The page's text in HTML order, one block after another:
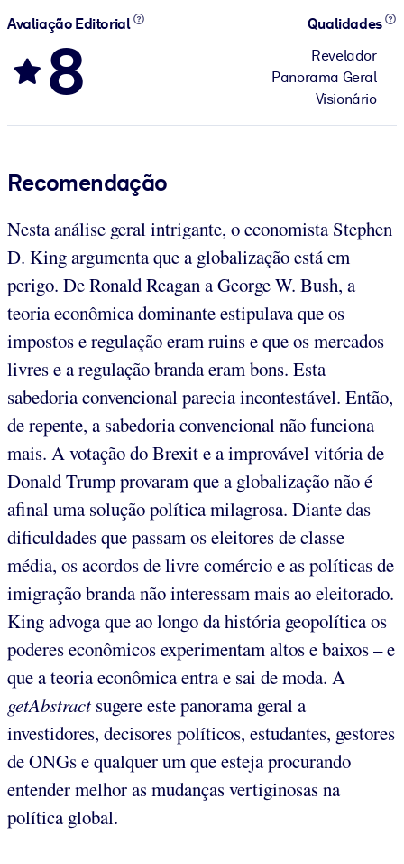
Avaliação Editorial
8
Qualidades
Revelador
Panorama Geral
Visionário
Recomendação
Nesta análise geral intrigante, o economista Stephen
D. King argumenta que a globalização está em
perigo. De Ronald Reagan a George W. Bush, a
teoria econômica dominante estipulava que os
impostos e regulação eram ruins e que os mercados
livres e a regulação branda eram bons. Esta
sabedoria convencional parecia incontestável. Então,
de repente, a sabedoria convencional não funciona
mais. A votação do Brexit e a improvável vitória de
Donald Trump provaram que a globalização não é
afinal uma solução política milagrosa. Diante das
dificuldades que passam os eleitores de classe
média, os acordos de livre comércio e as políticas de
imigração branda não interessam mais ao eleitorado.
King advoga que ao longo da história geopolítica os
poderes econômicos experimentam altos e baixos – e
que a teoria econômica entra e sai de moda. A
getAbstract sugere este panorama geral a
investidores, decisores políticos, estudantes, gestores
de ONGs e qualquer um que esteja procurando
entender melhor as mudanças vertiginosas na
política global.